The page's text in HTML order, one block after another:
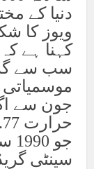
دنیا کے
ویوز کا
سب سے
جون سے
سینٹی